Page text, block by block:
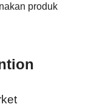
produk